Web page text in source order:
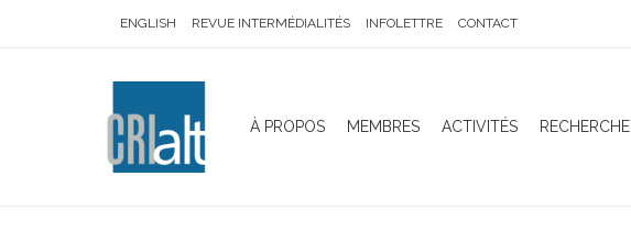
ENGLISH REVUE INTERMÉDIALITÉS INFOLETTRE CONTACT
À PROPOS MEMBRES ACTIVITÉS RECHERCHE